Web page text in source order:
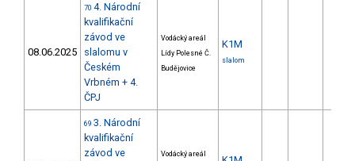
08.06.2025
70 4. Národní
kvalifikační
závod ve
slalomu v
Českém
Vrbném + 4.
ČPJ
Vodácký areál
Lídy Polesné Č.
Budějovice
K1M
slalom
69 3. Národní
kvalifikační
závod ve
Vodácký areál